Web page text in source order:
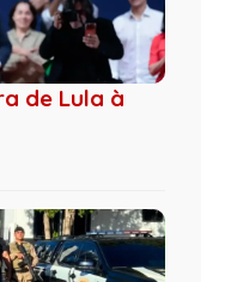
de Lula à